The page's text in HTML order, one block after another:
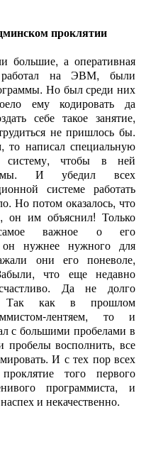
проклятии
а оперативная
работал на ЭВМ, были
Но был среди них
ему кодировать да
себе такое занятие,
не пришлось бы.
написал специальную
систему, чтобы в ней
И убедил всех
системе работать
Но потом оказалось, что
он им объяснил! Только
самое важное о его
нужнее нужного для
они его поневоле,
что еще недавно
Да не долго
Так как в прошлом
лентяем, то и
с большими пробелами в
восполнить, все
И с тех пор всех
того первого
программиста, и
и некачественно.